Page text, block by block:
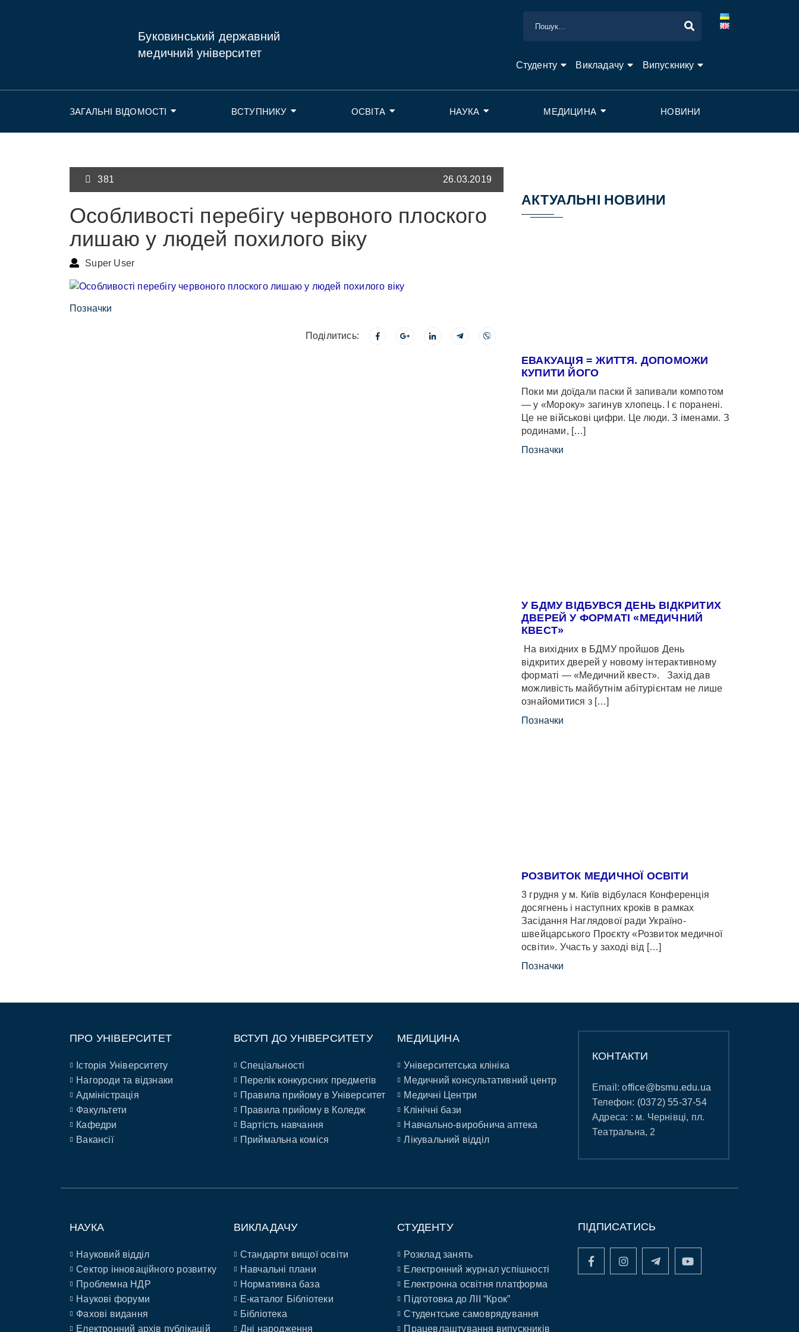
Буковинський державний
медичний університет
Студенту Викладачу Випускнику
ЗАГАЛЬНІ ВІДОМОСТІ ВСТУПНИКУ ОСВІТА НАУКА МЕДИЦИНА НОВИНИ
381 26.03.2019
Особливості перебігу червоного плоского
лишаю у людей похилого віку
Super User
Позначки
Поділитись:
АКТУАЛЬНІ НОВИНИ
ЕВАКУАЦІЯ = ЖИТТЯ. ДОПОМОЖИ
КУПИТИ ЙОГО
Поки ми доїдали паски й запивали компотом
— у «Мороку» загинув хлопець. І є поранені.
Це не військові цифри. Це люди. З іменами. З
родинами, […]
Позначки
У БДМУ ВІДБУВСЯ ДЕНЬ ВІДКРИТИХ
ДВЕРЕЙ У ФОРМАТІ «МЕДИЧНИЙ
КВЕСТ»
На вихідних в БДМУ пройшов День
відкритих дверей у новому інтерактивному
форматі — «Медичний квест». Захід дав
можливість майбутнім абітурієнтам не лише
ознайомитися з […]
Позначки
РОЗВИТОК МЕДИЧНОЇ ОСВІТИ
3 грудня у м. Київ відбулася Конференція
досягнень і наступних кроків в рамках
Засідання Наглядової ради Україно-
швейцарського Проєкту «Розвиток медичної
освіти». Участь у заході від […]
Позначки
ПРО УНІВЕРСИТЕТ
Історія Університету
Нагороди та відзнаки
Адміністрація
Факультети
Кафедри
Вакансії
ВСТУП ДО УНІВЕРСИТЕТУ
Спеціальності
Перелік конкурсних предметів
Правила прийому в Університет
Правила прийому в Коледж
Вартість навчання
Приймальна коміся
МЕДИЦИНА
Університетська клініка
Медичний консультативний центр
Медичні Центри
Клінічні бази
Навчально-виробнича аптека
Лікувальний відділ
КОНТАКТИ
Email:office@bsmu.edu.ua
Телефон: (0372) 55-37-54
Адреса: : м. Чернівці, пл.
Театральна, 2
НАУКА
Науковий відділ
Сектор інноваційного розвитку
Проблемна НДР
Наукові форуми
Фахові видання
Електронний архів публікацій
ВИКЛАДАЧУ
Стандарти вищої освіти
Навчальні плани
Нормативна база
E-каталог Бібліотеки
Бібліотека
Дні народження
СТУДЕНТУ
Розклад занять
Електронний журнал успішності
Електронна освітня платформа
Підготовка до ЛІІ “Крок”
Студентське самоврядування
Працевлаштування випускників
ПІДПИСАТИСЬ